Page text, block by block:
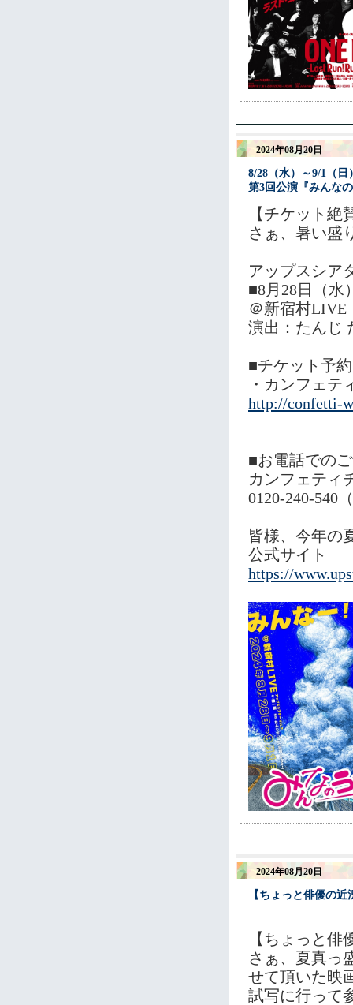
2024年08月20日
8/28（水）～9/1（
第3回公演『みんな
【チケット
さぁ、暑い盛
アップスシア
■8月28日（水
＠新宿村LIVE
演出：たんじ
■チケット予約
・カンフェテ
http://confetti-
■お電話での
カンフェティ
0120-240-540
皆様、今年の
公式サイト
https://
2024年08月20日
【ちょっと俳優の
【ちょっと
さぁ、夏真っ
せて頂いた映
試写に行って